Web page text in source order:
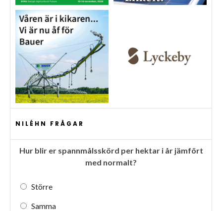
NILÉHN FRÅGAR
Hur blir er spannmålsskörd per hektar i år jämfört
med normalt?
Större
Samma